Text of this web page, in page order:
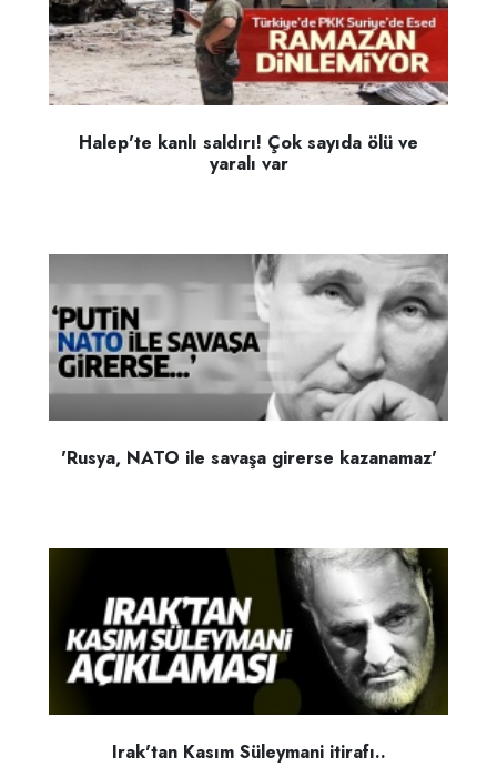
Halep'te kanlı saldırı! Çok sayıda ölü ve
yaralı var
'Rusya, NATO ile savaşa girerse kazanamaz'
Irak'tan Kasım Süleymani itirafı..